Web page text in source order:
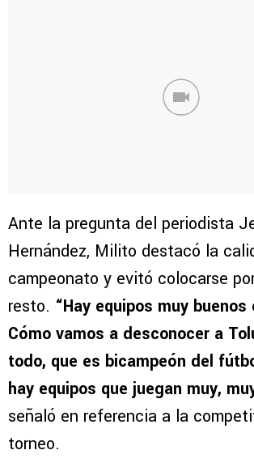
Ante la pregunta del periodista
Hernández, Milito destacó la
campeonato y evitó colocarse
resto. “Hay equipos muy buenos
Cómo vamos a desconocer a
todo, que es bicampeón del
hay equipos que juegan muy,
señaló en referencia a la
torneo.